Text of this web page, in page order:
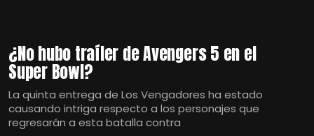
¿No hubo traíler de Avengers 5 en el
Super Bowl?
La quinta entrega de Los Vengadores ha estado
causando intriga respecto a los personajes que
regresarán a esta batalla contra